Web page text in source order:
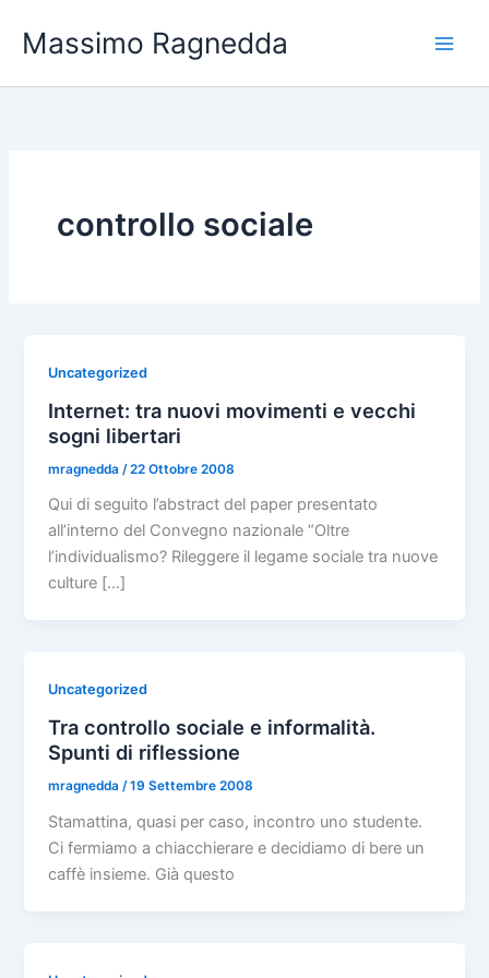
Massimo Ragnedda
controllo sociale
Uncategorized
Internet: tra nuovi movimenti e vecchi
sogni libertari
mragnedda /22 Ottobre 2008
Qui di seguito l’abstract del paper presentato
all’interno del Convegno nazionale “Oltre
l’individualismo? Rileggere il legame sociale tra nuove
culture […]
Uncategorized
Tra controllo sociale e informalità.
Spunti di riflessione
mragnedda/19 Settembre 2008
Stamattina, quasi per caso, incontro uno studente.
Ci fermiamo a chiacchierare e decidiamo di bere un
caffè insieme. Già questo